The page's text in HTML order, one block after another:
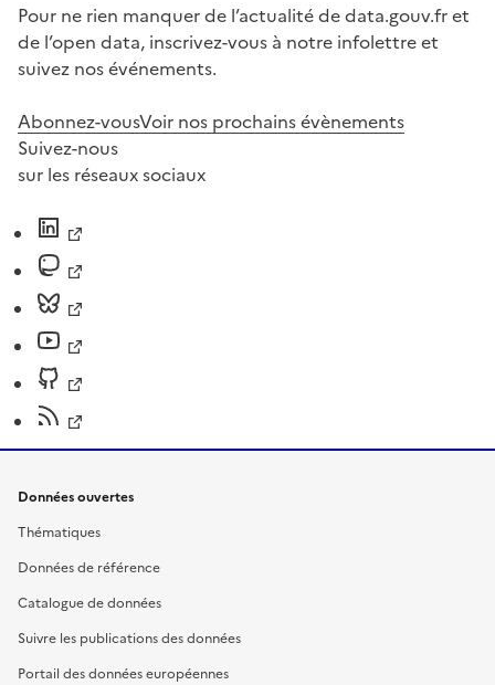
Pour ne rien manquer de l’actualité de data.gouv.fr et
de l’open data, inscrivez-vous à notre infolettre et
suivez nos événements.
Abonnez-vousVoir nos prochains évènements
Suivez-nous
sur les réseaux sociaux
Données ouvertes
Thématiques
Données de référence
Catalogue de données
Suivre les publications des données
Portail des données européennes